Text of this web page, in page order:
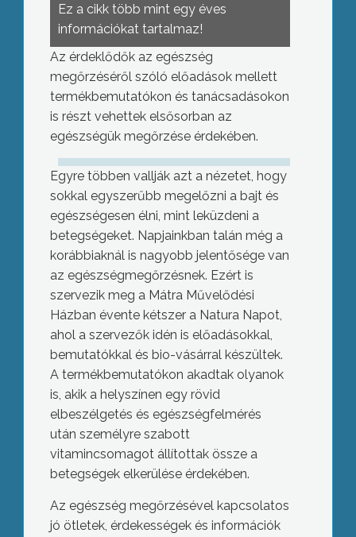
Ez a cikk több mint egy éves
információkat tartalmaz!
Az érdeklődők az egészség
megőrzéséről szóló előadások mellett
termékbemutatókon és tanácsadásokon
is részt vehettek elsősorban az
egészségük megőrzése érdekében.
Egyre többen vallják azt a nézetet, hogy
sokkal egyszerűbb megelőzni a bajt és
egészségesen élni, mint leküzdeni a
betegségeket. Napjainkban talán még a
korábbiaknál is nagyobb jelentősége van
az egészségmegőrzésnek. Ezért is
szervezik meg a Mátra Művelődési
Házban évente kétszer a Natura Napot,
ahol a szervezők idén is előadásokkal,
bemutatókkal és bio-vásárral készültek.
A termékbemutatókon akadtak olyanok
is, akik a helyszínen egy rövid
elbeszélgetés és egészségfelmérés
után személyre szabott
vitamincsomagot állítottak össze a
betegségek elkerülése érdekében.
Az egészség megőrzésével kapcsolatos
jó ötletek, érdekességek és információk